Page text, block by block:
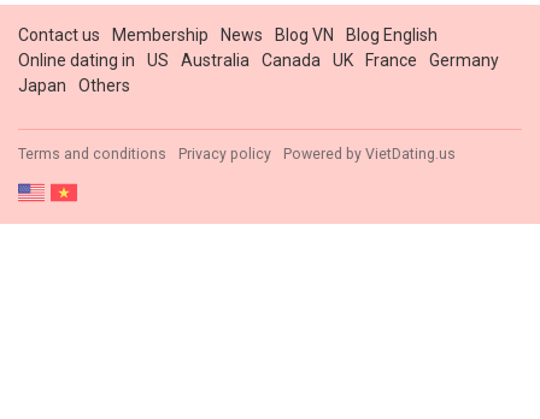
Contact us Membership News Blog VN
Blog English
Online dating in
US Australia Canada UK France
Germany
Japan
Others
Terms and conditions Privacy policy Powered by VietDating.us